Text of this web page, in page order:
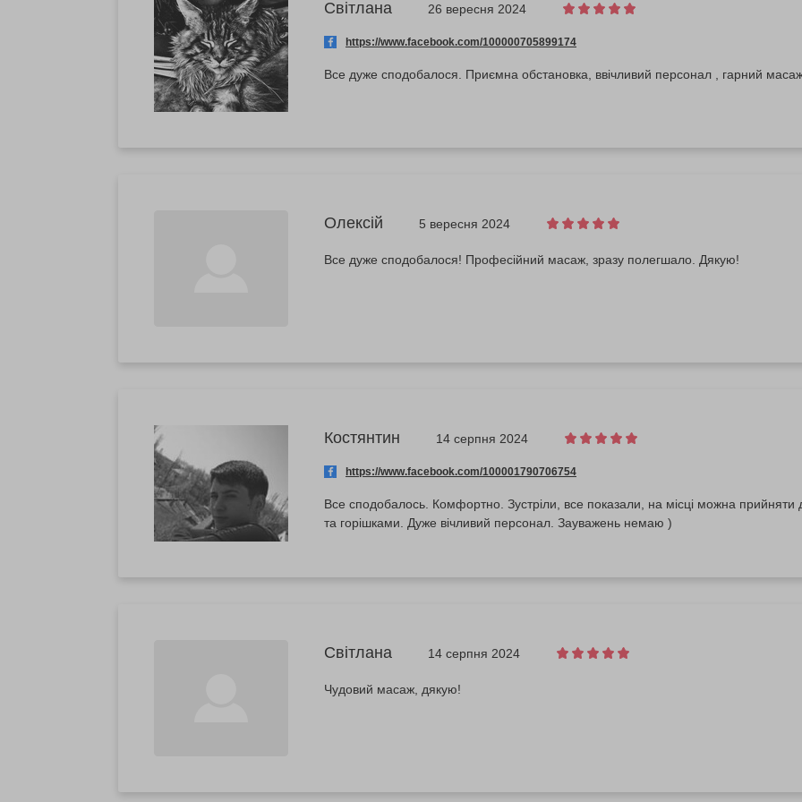
Світлана 26 вересня 2024
https://www.facebook.com/100000705899174
Все дуже сподобалося. Приємна обстановка, ввічливий персонал , гарний
Олексій 5 вересня 2024
Все дуже сподобалося! Професійний масаж, зразу полегшало. Дякую!
Костянтин 14 серпня 2024
https://www.facebook.com/100001790706754
Все сподобалось. Комфортно. Зустріли, все показали, на місці можна
та горішками. Дуже вічливий персонал. Зауважень немаю )
Світлана 14 серпня 2024
Чудовий масаж, дякую!